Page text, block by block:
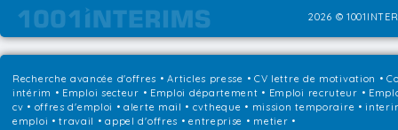
2026 ©
Recherche avancée d'offres •Articles presse • CV lettre de motivation •
intérim • Emploi secteur • Emploi département • Emploi recruteur •
cv • offres d'emploi • alerte mail • cvtheque • mission temporaire •
emploi • travail • appel d'offres • entreprise • metier •